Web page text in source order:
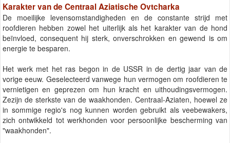
Karakter van de Centraal Aziatische Ovtcharka
De moeilijke levensomstandigheden en de constante strijd met
roofdieren hebben zowel het uiterlijk als het karakter van de hond
beïnvloed, consequent hij sterk, onverschrokken en gewend is om
energie te besparen.
Het werk met het ras begon in de USSR in de dertig jaar van de
vorige eeuw. Geselecteerd vanwege hun vermogen om roofdieren te
vernietigen en geprezen om hun kracht en uithoudingsvermogen.
Zezijn de sterkste van de waakhonden. Centraal-Aziaten, hoewel ze
in sommige regio's nog kunnen worden gebruikt als veebewakers,
zich ontwikkeld tot werkhonden voor persoonlijke bescherming van
"waakhonden".